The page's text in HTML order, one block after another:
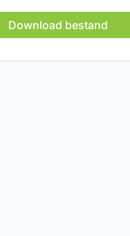
Download bestand